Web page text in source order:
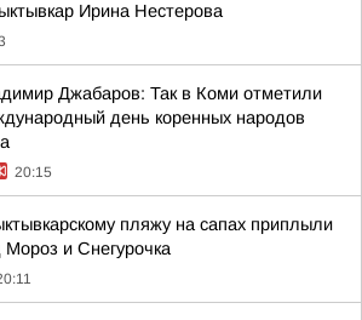
Ирина Нестерова
Джабаров: Так в Коми отметили
день коренных народов
20:15
пляжу на сапах приплыли
и Снегурочка